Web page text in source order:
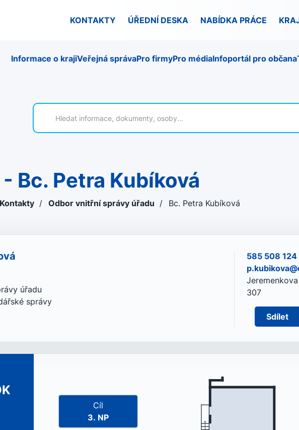
KONTAKTY ÚŘEDNÍ DESKA NABÍDKA PRÁCE
Informace o krajiVeřejná správaPro firmyPro médiaInfoportál pro občana
- Bc. Petra Kubíková
Kontakty / Odbor vnitřní správy úřadu / Bc. Petra Kubíková
úřadu
správy
585 508 124
307
Sdílet
Cíl
3. NP